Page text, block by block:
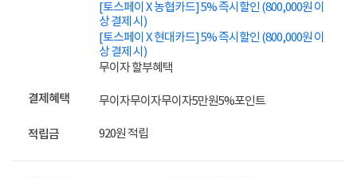
[토스페이 X 농협카드] 5% 즉시할인 (800,000원 이
상 결제 시)
[토스페이 X 현대카드] 5% 즉시할인 (800,000원 이
상 결제 시)
무이자 할부혜택
결제혜택 무이자무이자무이자5만원5%포인트
적립금 920원 적립